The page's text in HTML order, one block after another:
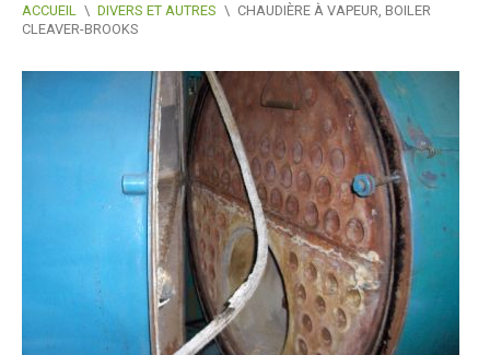
ACCUEIL \ DIVERS ET AUTRES \ CHAUDIÈRE À VAPEUR, BOILER
CLEAVER-BROOKS